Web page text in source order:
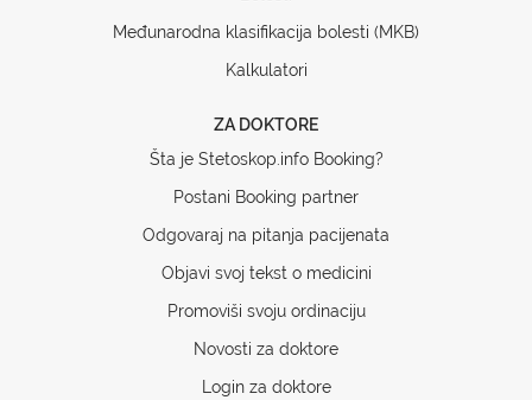
Međunarodna klasifikacija bolesti (MKB)
Kalkulatori
ZA DOKTORE
Šta je Stetoskop.info Booking?
Postani Booking partner
Odgovaraj na pitanja pacijenata
Objavi svoj tekst o medicini
Promoviši svoju ordinaciju
Novosti za doktore
Login za doktore